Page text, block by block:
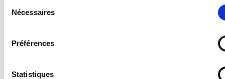
Nécessaires
Préférences
Statistiques
- Plexi 3 mm (plexiglas transparent)